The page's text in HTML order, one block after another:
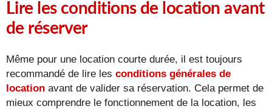
Lire les conditions de location avant
de réserver
Même pour une location courte durée, il est toujours
recommandé de lire les conditions générales de
location avant de valider sa réservation. Cela permet de
mieux comprendre le fonctionnement de la location, les